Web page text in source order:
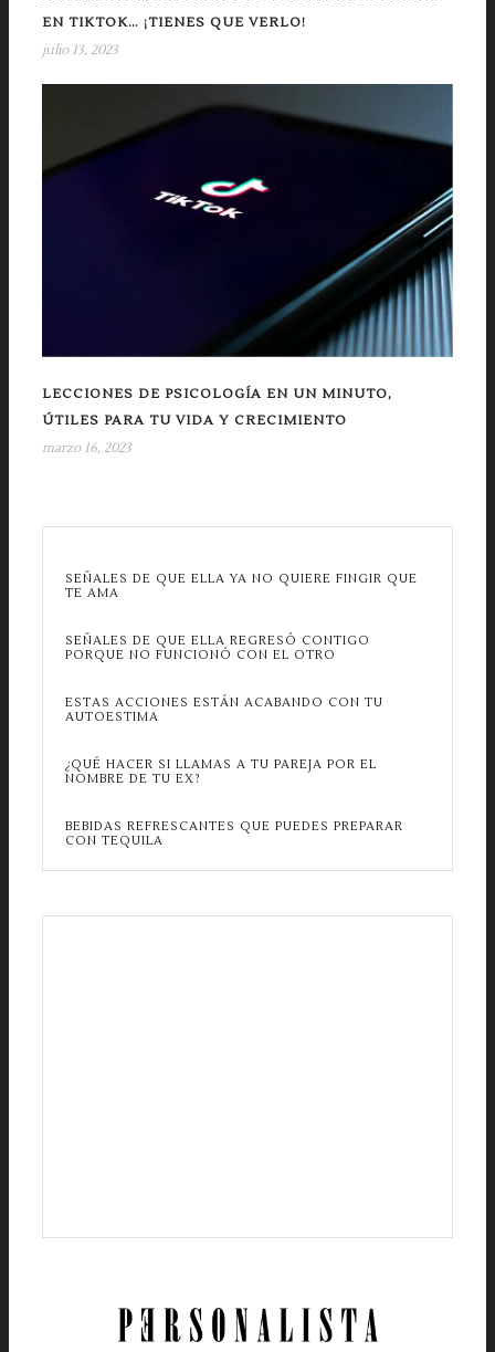
EN TIKTOK… ¡TIENES QUE VERLO!
julio 13, 2023
LECCIONES DE PSICOLOGÍA EN UN MINUTO,
ÚTILES PARA TU VIDA Y CRECIMIENTO
marzo 16, 2023
SEÑALES DE QUE ELLA YA NO QUIERE FINGIR QUE
TE AMA
SEÑALES DE QUE ELLA REGRESÓ CONTIGO
PORQUE NO FUNCIONÓ CON EL OTRO
ESTAS ACCIONES ESTÁN ACABANDO CON TU
AUTOESTIMA
¿QUÉ HACER SI LLAMAS A TU PAREJA POR EL
NOMBRE DE TU EX?
BEBIDAS REFRESCANTES QUE PUEDES PREPARAR
CON TEQUILA